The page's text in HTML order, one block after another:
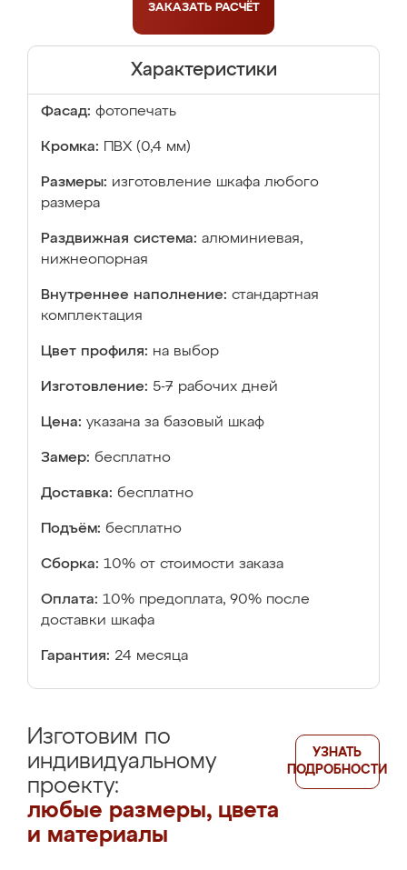
ЗАКАЗАТЬ РАСЧЁТ
Характеристики
Фасад: фотопечать
Кромка: ПВХ (0,4 мм)
Размеры: изготовление шкафа любого
размера
Раздвижная система: алюминиевая,
нижнеопорная
Внутреннее наполнение: стандартная
комплектация
Цвет профиля: на выбор
Изготовление: 5-7 рабочих дней
Цена: указана за базовый шкаф
Замер: бесплатно
Доставка: бесплатно
Подъём: бесплатно
Сборка: 10% от стоимости заказа
Оплата: 10% предоплата, 90% после
доставки шкафа
Гарантия: 24 месяца
Изготовим по
индивидуальному
проекту:
любые размеры, цвета
и материалы
УЗНАТЬ
ПОДРОБНОСТИ